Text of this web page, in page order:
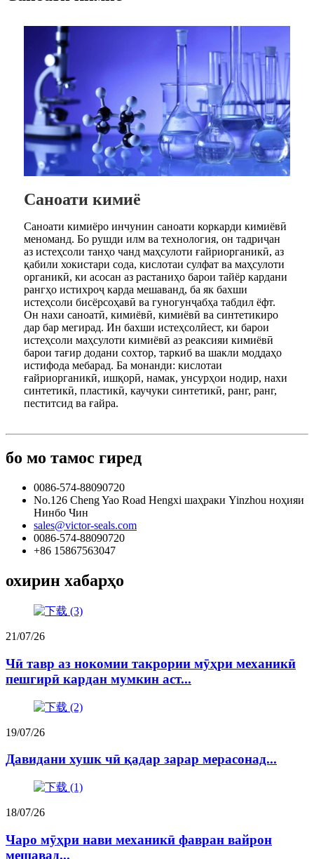
Саноати кимиё
Саноати кимиёро инчунин саноати коркарди кимиёвӣ
меноманд. Бо рушди илм ва технология, он тадриҷан
аз истеҳсоли танҳо чанд маҳсулоти ғайриорганикӣ, аз
қабили хокистари сода, кислотаи сулфат ва маҳсулоти
органикӣ, ки асосан аз растаниҳо барои тайёр кардани
рангҳо истихроҷ карда мешаванд, ба як бахши
истеҳсоли бисёрсоҳавӣ ва гуногунҷабҳа табдил ёфт.
Он нахи саноатӣ, кимиёвӣ, кимиёвӣ ва синтетикиро
дар бар мегирад. Ин бахши истеҳсолӣест, ки барои
истеҳсоли маҳсулоти кимиёвӣ аз реаксияи кимиёвӣ
барои тағир додани сохтор, таркиб ва шакли моддаҳо
истифода мебарад. Ба монанди: кислотаи
ғайриорганикӣ, ишқорӣ, намак, унсурҳои нодир, нахи
синтетикӣ, пластикӣ, каучуки синтетикӣ, ранг, ранг,
пеститсид ва ғайра.
бо мо тамос гиред
0086-574-88090720
No.126 Cheng Yao Road Hengxi шаҳраки Yinzhou ноҳияи
Нинбо Чин
sales@victor-seals.com
0086-574-88090720
+86 15867563047
охирин хабарҳо
21/07/26
Чӣ тавр аз нокомии такрории мӯҳри механикӣ
пешгирӣ кардан мумкин аст...
19/07/26
Давидани хушк чӣ қадар зарар мерасонад...
18/07/26
Чаро мӯҳри нави механикӣ фавран вайрон
мешавад...